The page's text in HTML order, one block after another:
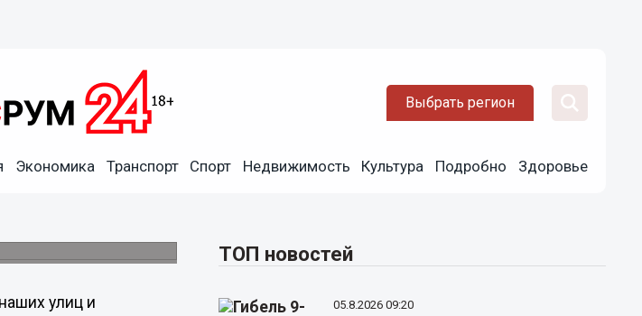
Выбрать регион
Экономика Транспорт Спорт Недвижимость Культура Подробно Здоровье
одной
улиц и
ТОП новостей
05.8.2026 09:20